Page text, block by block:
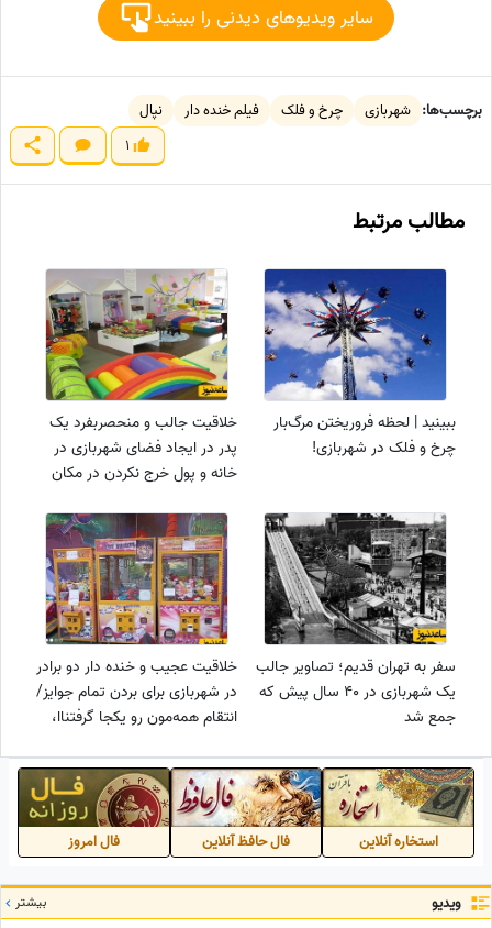
سایر ویدیوهای دیدنی را ببینید
برچسب‌ها: شهربازی چرخ و فلک فیلم خنده دار
نپال
1
مطالب مرتبط
ببینید | لحظه فروریختن مرگ‌بار
چرخ و فلک در شهربازی!
خلاقیت جالب و منحصربفرد یک
پدر در ایجاد فضای شهربازی در
خانه و پول خرج نکردن در مکان
باید اُسکار صرفه جویی در هزینه
ها رو بدن
سفر به تهران قدیم؛ تصاویر جالب
یک شهربازی در 40 سال پیش که
جمع شد
خلاقیت عجیب و خنده‌ دار دو برادر
در شهربازی برای بردن تمام جوایز/
انتقام همه‌مون رو یکجا گرفتناا،
سوزونده🤣
استخاره آنلاین فال حافظ آنلاین فال امروز
ویدیو بیشتر